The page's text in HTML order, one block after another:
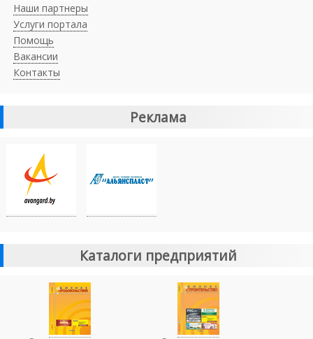
Наши партнеры
Услуги портала
Помощь
Вакансии
Контакты
Реклама
Каталоги предприятий